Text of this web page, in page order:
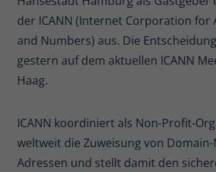
der ICANN (Internet Corporation for
and Numbers) aus. Die
gestern auf dem aktuellen ICANN
Haag.
ICANN koordiniert als Non-Profit-
weltweit die Zuweisung von
Adressen und stellt damit den
Name _pk_cvar
Zweck
Kurzlebige Cookies, die
vorübergehenden
Daten für den Besuch